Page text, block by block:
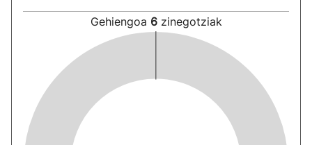
Gehiengoa 6 zinegotziak